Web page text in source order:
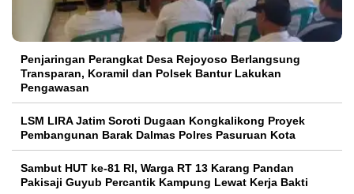
Penjaringan Perangkat Desa Rejoyoso Berlangsung
Transparan, Koramil dan Polsek Bantur Lakukan
Pengawasan
LSM LIRA Jatim Soroti Dugaan Kongkalikong Proyek
Pembangunan Barak Dalmas Polres Pasuruan Kota
Sambut HUT ke-81 RI, Warga RT 13 Karang Pandan
Pakisaji Guyub Percantik Kampung Lewat Kerja Bakti